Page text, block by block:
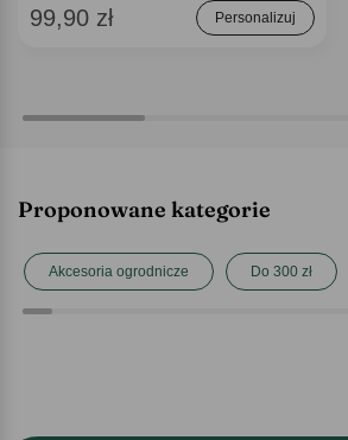
99,90 zł Personalizuj
Proponowane kategorie
Akcesoria ogrodnicze Do 300 zł